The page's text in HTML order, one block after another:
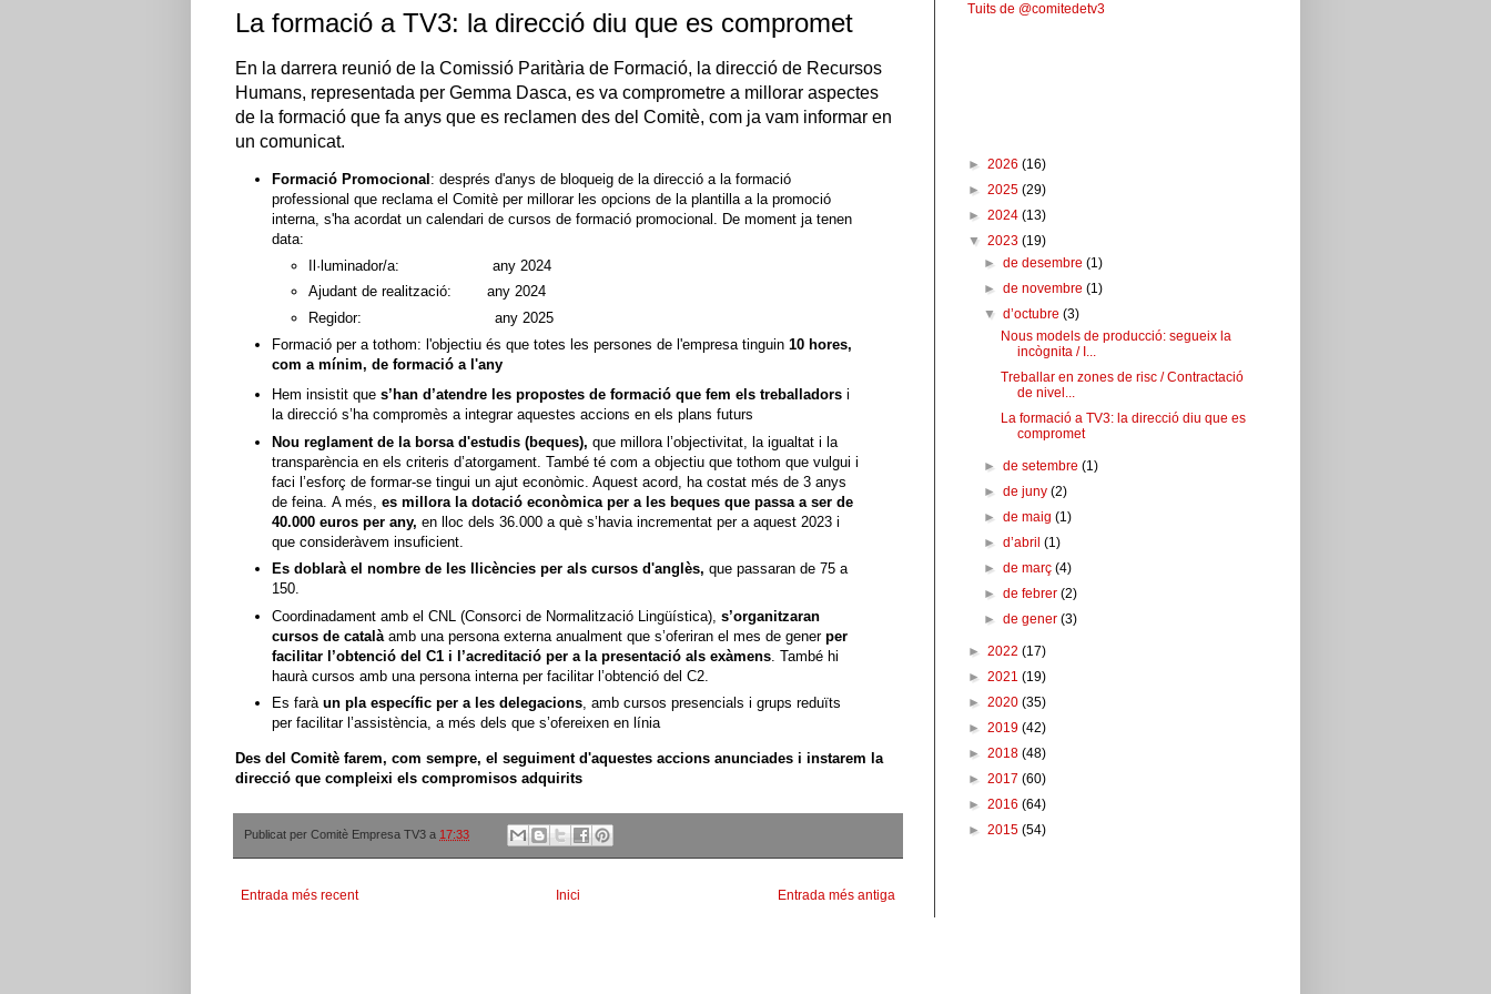
La formació a TV3: la direcció diu que es compromet
En la darrera reunió de la Comissió Paritària de Formació, la direcció de Recursos
Humans, representada per Gemma Dasca, es va comprometre a millorar aspectes
de la formació que fa anys que es reclamen des del Comitè, com ja vam informar en
un comunicat.
Formació Promocional: després d'anys de bloqueig de la direcció a la formació
professional que reclama el Comitè per millorar les opcions de la plantilla a la promoció
interna, s'ha acordat un calendari de cursos de formació promocional. De moment ja tenen
data:
Il·luminador/a: any 2024
Ajudant de realització:
any 2024
Regidor: any 2025
Formació per a tothom: l'objectiu és que totes les persones de l'empresa tinguin 10 hores,
com a mínim, de formació a l'any
Hem insistit que s’han d’atendre les propostes de formació que fem els treballadors i
la direcció s’ha compromès a integrar aquestes accions en els plans futurs
Nou reglament de la borsa d'estudis (beques), que millora l’objectivitat, la igualtat i la
transparència en els criteris d’atorgament. També té com a objectiu que tothom que vulgui i
faci l’esforç de formar-se tingui un ajut econòmic. Aquest acord, ha costat més de 3 anys
de feina. A més, es millora la dotació econòmica per a les beques que passa a ser de
40.000 euros per any, en lloc dels 36.000 a què s’havia incrementat per a aquest 2023 i
que consideràvem insuficient.
Es doblarà el nombre de les llicències per als cursos d'anglès, que passaran de 75 a
150.
Coordinadament amb el CNL (Consorci de Normalització Lingüística), s’organitzaran
cursos de català amb una persona externa anualment que s’oferiran el mes de gener per
facilitar l’obtenció del C1 i l’acreditació per a la presentació als exàmens . També hi
haurà cursos amb una persona interna per facilitar l’obtenció del C2.
Es farà un pla específic per a les delegacions, amb cursos presencials i grups reduïts
per facilitar l’assistència, a més dels que s’ofereixen en línia
Des del Comitè farem, com sempre, el seguiment d'aquestes accions anunciades i instarem la
direcció que compleixi els compromisos adquirits
Publicat per Comitè Empresa TV3 a 17:33
Entrada més recent Entrada més antiga
Inici
Tuits de @comitedetv3
► 2026 (16)
► 2025 (29)
► 2024 (13)
▼ 2023 (19)
►de desembre(1)
►de novembre(1)
▼d’octubre(3)
Nous models de producció: segueix la
incògnita / I...
Treballar en zones de risc / Contractació
de nivel...
La formació a TV3: la direcció diu que es
compromet
►de setembre(1)
►de juny(2)
►de maig(1)
►d’abril(1)
►de març(4)
►de febrer(2)
►de gener(3)
► 2022 (17)
► 2021 (19)
► 2020 (35)
► 2019 (42)
► 2018 (48)
► 2017 (60)
► 2016 (64)
► 2015 (54)